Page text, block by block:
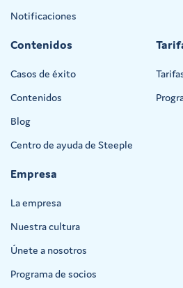
Notificaciones
Contenidos
Casos de éxito
Contenidos
Blog
Centro de ayuda de Steeple
Empresa
La empresa
Nuestra cultura
Únete a nosotros
Programa de socios